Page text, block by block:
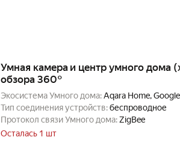
Умная камера и центр умного дома
обзора 360°
Экосистема Умного дома:Aqara Home,
Тип соединения устройств:беспроводное
Протокол связи Умного дома:ZigBee
Осталась 1 шт